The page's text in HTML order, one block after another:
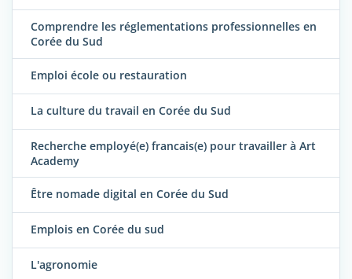
Comprendre les réglementations professionnelles en
Corée du Sud
Emploi école ou restauration
La culture du travail en Corée du Sud
Recherche employé(e) francais(e) pour travailler à Art
Academy
Être nomade digital en Corée du Sud
Emplois en Corée du sud
L'agronomie